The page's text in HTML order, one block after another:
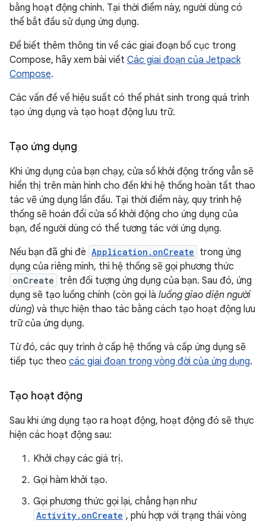
bằng hoạt động chính. Tại thời điểm này, người dùng có
thể bắt đầu sử dụng ứng dụng.
Để biết thêm thông tin về các giai đoạn bố cục trong
Compose, hãy xem bài viết Các giai đoạn của Jetpack
Compose.
Các vấn đề về hiệu suất có thể phát sinh trong quá trình
tạo ứng dụng và tạo hoạt động lưu trữ.
Tạo ứng dụng
Khi ứng dụng của bạn chạy, cửa sổ khởi động trống vẫn sẽ
hiển thị trên màn hình cho đến khi hệ thống hoàn tất thao
tác vẽ ứng dụng lần đầu. Tại thời điểm này, quy trình hệ
thống sẽ hoán đổi cửa sổ khởi động cho ứng dụng của
bạn, để người dùng có thể tương tác với ứng dụng.
Nếu bạn đã ghi đè Application.onCreate trong ứng
dụng của riêng mình, thì hệ thống sẽ gọi phương thức
onCreate trên đối tượng ứng dụng của bạn. Sau đó, ứng
dụng sẽ tạo luồng chính (còn gọi là luồng giao diện người
dùng) và thực hiện thao tác bằng cách tạo hoạt động lưu
trữ của ứng dụng.
Từ đó, các quy trình ở cấp hệ thống và cấp ứng dụng sẽ
tiếp tục theo các giai đoạn trong vòng đời của ứng dụng.
Tạo hoạt động
Sau khi ứng dụng tạo ra hoạt động, hoạt động đó sẽ thực
hiện các hoạt động sau:
Khởi chạy các giá trị.
Gọi hàm khởi tạo.
Gọi phương thức gọi lại, chẳng hạn như
Activity.onCreate , phù hợp với trạng thái vòng